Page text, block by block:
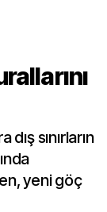
sınırların
yeni göç